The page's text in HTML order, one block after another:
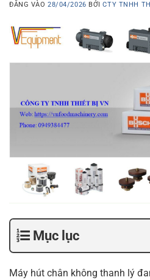
ĐĂNG VÀO28/04/2026 BỞICTY TNHH
Mục lục
Máy hút chân không thanh lý